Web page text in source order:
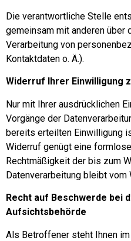
Die verantwortliche Stelle
gemeinsam mit anderen über
Verarbeitung von
Kontaktdaten o. Ä.).
Widerruf Ihrer Einwilligung
Nur mit Ihrer ausdrücklichen
Vorgänge der
bereits erteilten Einwilligung
Widerruf genügt eine
Rechtmäßigkeit der bis zum
Datenverarbeitung bleibt vom
Recht auf Beschwerde bei
Aufsichtsbehörde
Als Betroffener steht Ihnen